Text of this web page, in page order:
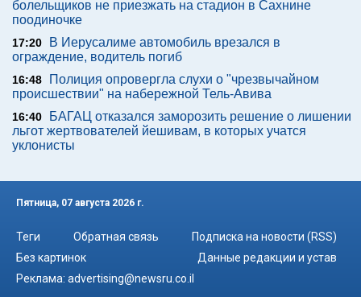
болельщиков не приезжать на стадион в Сахнине
поодиночке
17:20
В Иерусалиме автомобиль врезался в
ограждение, водитель погиб
16:48
Полиция опровергла слухи о "чрезвычайном
происшествии" на набережной Тель-Авива
16:40
БАГАЦ отказался заморозить решение о лишении
льгот жертвователей йешивам, в которых учатся
уклонисты
Пятница, 07 августа 2026 г.
Теги Обратная связь
Подписка на новости (RSS)
Без картинок
Данные редакции и устав
Реклама: advertising@newsru.co.il